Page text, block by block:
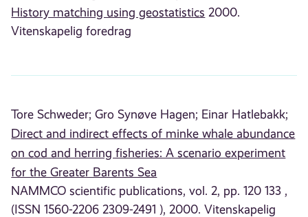
History matching using geostatistics 2000.
Vitenskapelig foredrag
Tore Schweder; Gro Synøve Hagen; Einar Hatlebakk;
Direct and indirect effects of minke whale abundance
on cod and herring fisheries: A scenario experiment
for the Greater Barents Sea
NAMMCO scientific publications, vol. 2, pp. 120 133 ,
(ISSN 1560-2206 2309-2491 ), 2000. Vitenskapelig